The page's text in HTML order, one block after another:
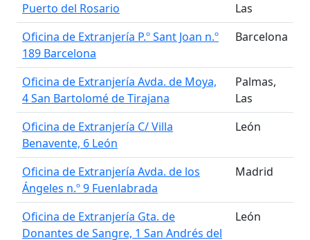
Puerto del Rosario
Las
Oficina de Extranjería P.º Sant Joan n.º
189 Barcelona
Barcelona
Oficina de Extranjería Avda. de Moya,
4 San Bartolomé de Tirajana
Palmas,
Las
Oficina de Extranjería C/ Villa
Benavente, 6 León
León
Oficina de Extranjería Avda. de los
Ángeles n.º 9 Fuenlabrada
Madrid
Oficina de Extranjería Gta. de
Donantes de Sangre, 1 San Andrés del
León